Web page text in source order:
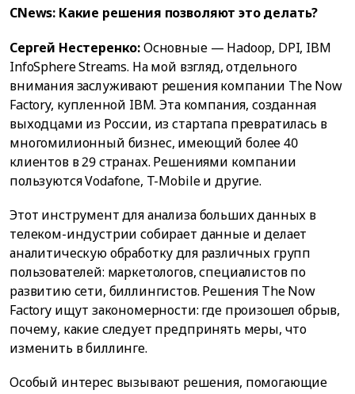
CNews: Какие решения позволяют это делать?
Сергей Нестеренко:Основные — Hadoop, DPI, IBM
InfoSphere Streams. На мой взгляд, отдельного
внимания заслуживают решения компании The Now
Factory, купленной IBM. Эта компания, созданная
выходцами из России, из стартапа превратилась в
многомилионный бизнес, имеющий более 40
клиентов в 29 странах. Решениями компании
пользуются Vodafone, T-Mobile и другие.
Этот инструмент для анализа больших данных в
телеком-индустрии собирает данные и делает
аналитическую обработку для различных групп
пользователей: маркетологов, специалистов по
развитию сети, биллингистов. Решения The Now
Factory ищут закономерности: где произошел обрыв,
почему, какие следует предпринять меры, что
изменить в биллинге.
Особый интерес вызывают решения, помогающие